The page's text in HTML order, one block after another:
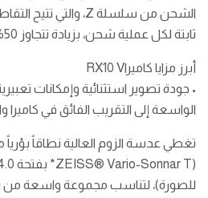
ثابتة لكل عملية شحن، بزيادة تتجاوز 50% مقارنةً بالإصدار السابق.
أبرز مزايا كاميراRX10 V
•⁠ ⁠جودة تصوير استثنائية وإمكانات
الواسعة إلى التقريب الفائق في كاميرا
للصورة)، لتناسب مجموعة واسعة من